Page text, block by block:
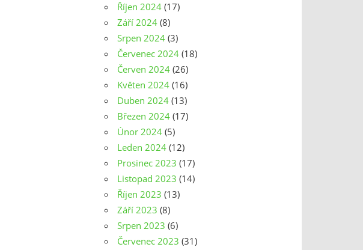
Říjen 2024 (17)
Září 2024 (8)
Srpen 2024 (3)
Červenec 2024 (18)
Červen 2024 (26)
Květen 2024 (16)
Duben 2024 (13)
Březen 2024 (17)
Únor 2024 (5)
Leden 2024 (12)
Prosinec 2023 (17)
Listopad 2023 (14)
Říjen 2023 (13)
Září 2023 (8)
Srpen 2023 (6)
Červenec 2023 (31)